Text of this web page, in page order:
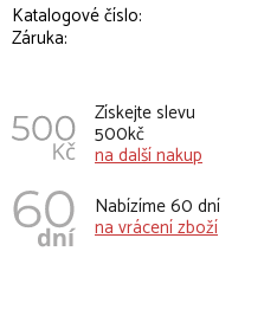
Katalogové číslo:
Záruka:
Získejte slevu
500kč
na další nakup
Nabízíme 60 dní
na vrácení zboží